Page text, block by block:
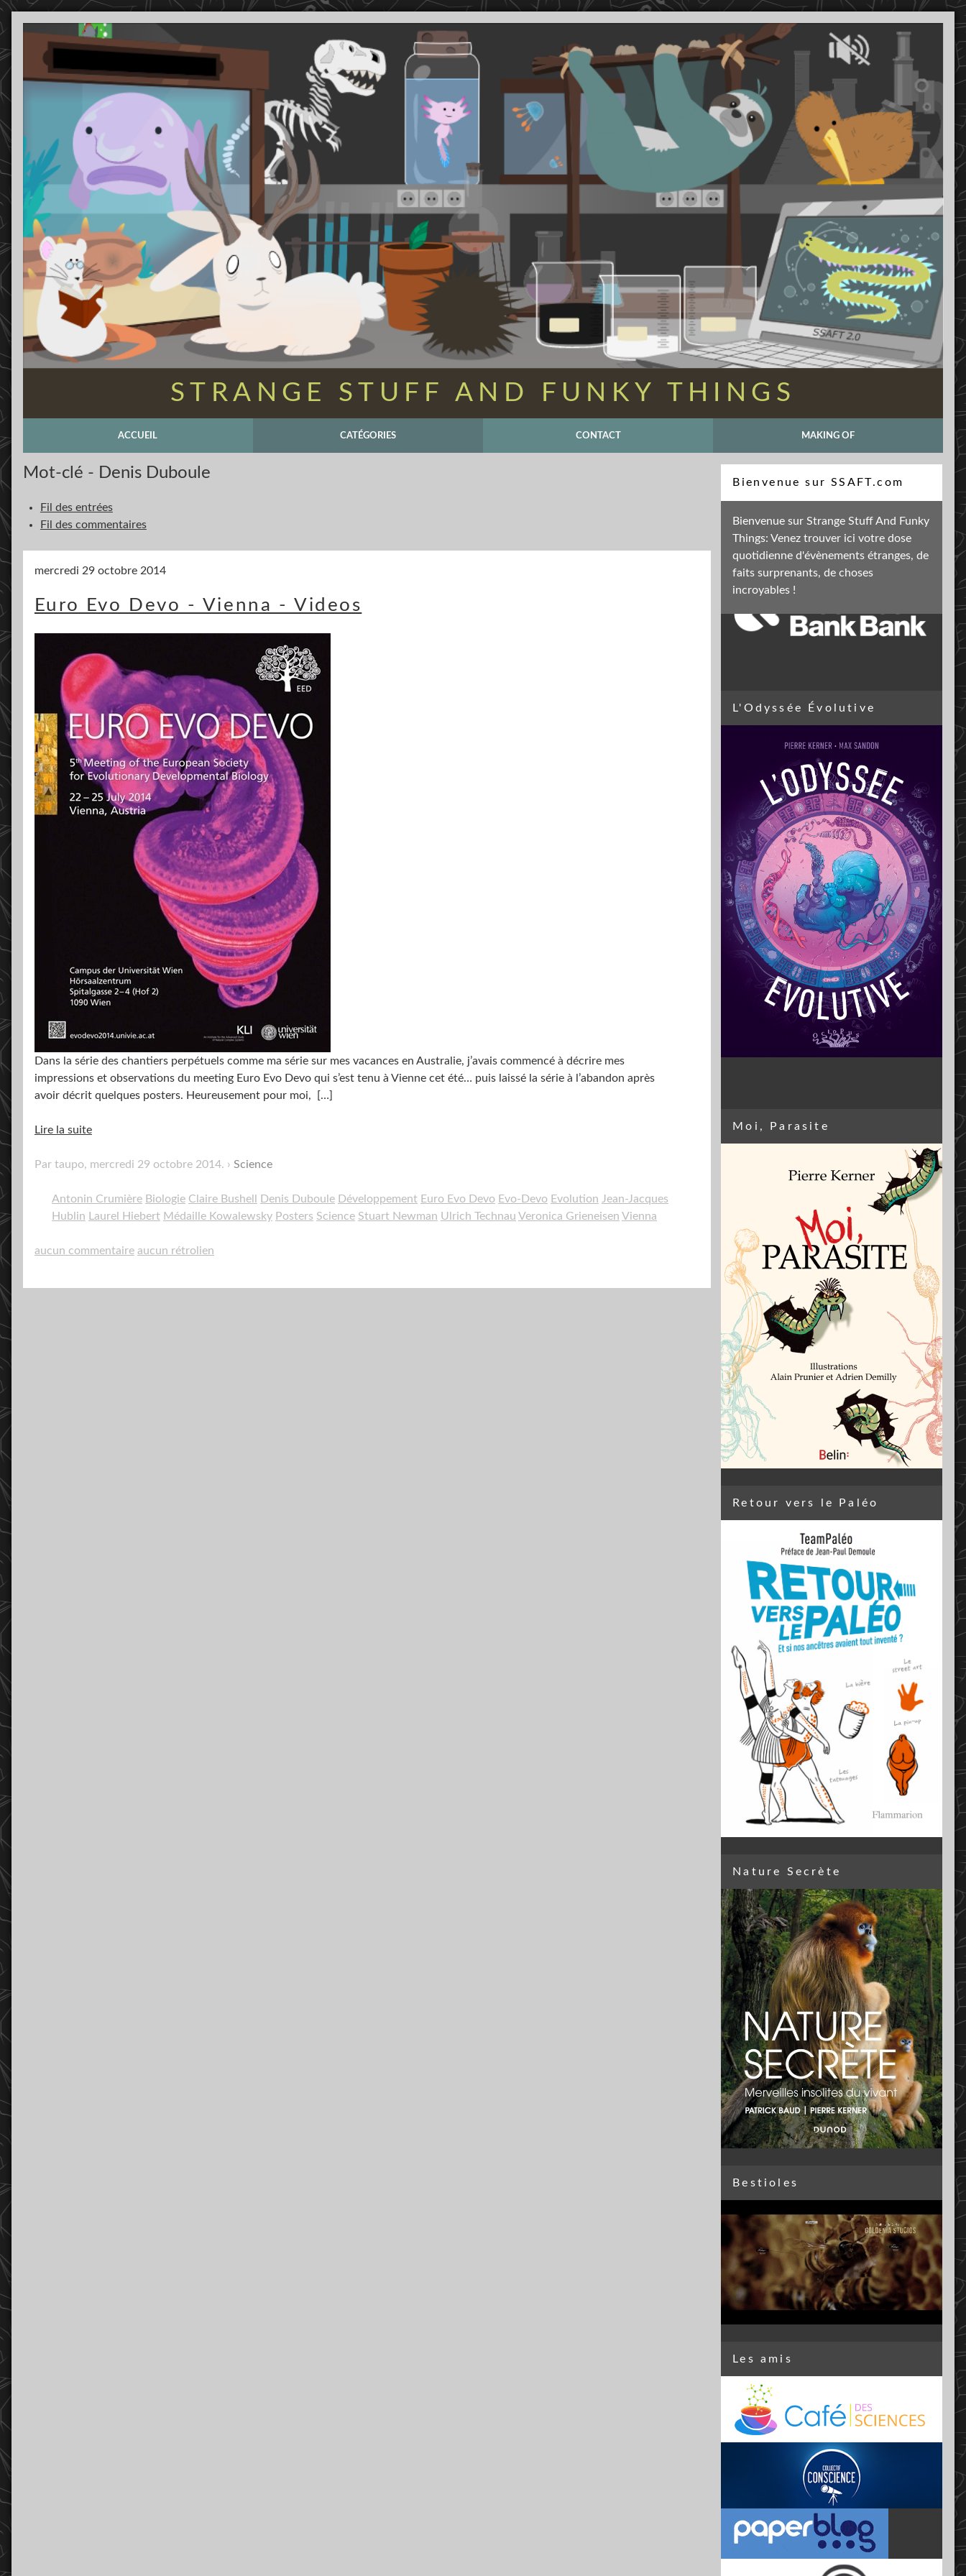
STRANGE STUFF AND FUNKY THINGS
ACCUEIL CATÉGORIES CONTACT MAKING OF
Mot-clé - Denis Duboule
Fil des entrées
Fil des commentaires
mercredi 29 octobre 2014
Euro Evo Devo - Vienna - Videos
Dans la série des chantiers perpétuels comme ma série sur mes vacances en Australie, j’avais commencé à décrire mes
impressions et observations du meeting Euro Evo Devo qui s’est tenu à Vienne cet été… puis laissé la série à l’abandon après
avoir décrit quelques posters. Heureusement pour moi,
[…]
Lire la suite
Par taupo, mercredi 29 octobre 2014. Science
Antonin Crumière Biologie Claire Bushell Denis Duboule Développement Euro Evo Devo Evo-Devo Evolution Jean-Jacques
Hublin Laurel Hiebert Médaille Kowalewsky Posters Science Stuart Newman Ulrich Technau Veronica Grieneisen Vienna
aucun commentaire aucun rétrolien
Bienvenue sur SSAFT.com
Bienvenue sur Strange Stuff And Funky
Things: Venez trouver ici votre dose
quotidienne d'évènements étranges, de
faits surprenants, de choses
incroyables !
Recherche
Soutenez mon activité
L'Odyssée Évolutive
Moi, Parasite
Retour vers le Paléo
Nature Secrète
Bestioles
Les amis